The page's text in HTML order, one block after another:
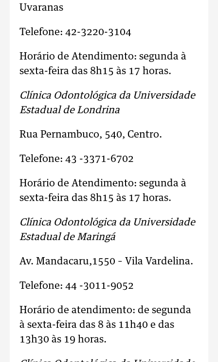
Uvaranas
Telefone: 42-3220-3104
Horário de Atendimento: segunda à
sexta-feira das 8h15 às 17 horas.
Clínica Odontológica da Universidade
Estadual de Londrina
Rua Pernambuco, 540, Centro.
Telefone: 43 -3371-6702
Horário de Atendimento: segunda à
sexta-feira das 8h15 às 17 horas.
Clínica Odontológica da Universidade
Estadual de Maringá
Av. Mandacaru,1550 – Vila Vardelina.
Telefone: 44 -3011-9052
Horário de atendimento: de segunda
à sexta-feira das 8 às 11h40 e das
13h30 às 19 horas.